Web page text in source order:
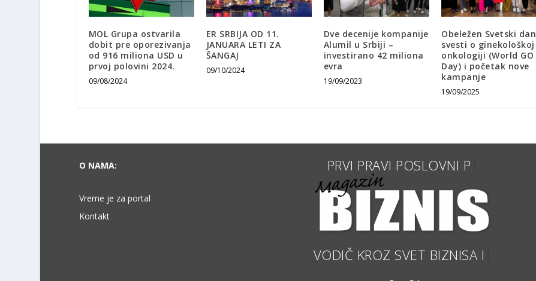
MOL Grupa ostvarila
dobit pre oporezivanja
od 916 miliona USD u
prvoj polovini 2024.
09/08/2024
ER SRBIJA OD 11.
JANUARA LETI ZA
ŠANGAJ
09/10/2024
Dve decenije kompanije
Alumil u Srbiji –
investirano 42 miliona
evra
19/09/2023
Obeležen Svetski dan
svesti o ginekološkoj
onkologiji (World GO
Day) i početak nove
kampanje
19/09/2025
O NAMA:
Vreme je za portal
Kontakt
PRVI PRAV
VODIČ KROZ SVE